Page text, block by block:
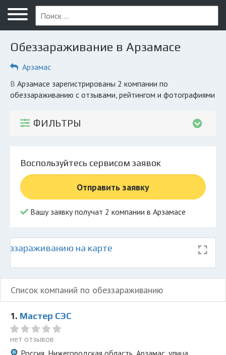
Меню
Главная
Вопрос юристу
Арзамас
ПОЛЬЗОВАТЕЛЯМ
Экоблог
Личный кабинет
© 2026 Все права защищены
Обеззараживание в Арзамасе
Арзамас
в Арзамасе зарегистрированы 2 компании по
обеззараживанию с отзывами, рейтингом и фотографиями
ФИЛЬТРЫ
Воспользуйтесь сервисом заявок
Отправить заявку
Вашу заявку получат 2 компании в Арзамасе
на карте
Список компаний по обеззараживанию
1. Мастер СЭС
нет отзывов
Россия, Нижегородская область, Арзамас, улица